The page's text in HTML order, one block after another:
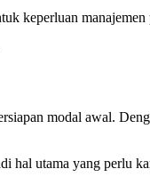
keperluan
modal awal.
hal utama yang perlu